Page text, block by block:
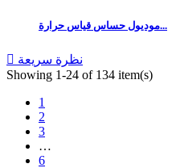
موديول حساس قياس حرارة...
 نظرة سريعة
Showing 1-24 of 134 item(s)
1
2
3
…
6